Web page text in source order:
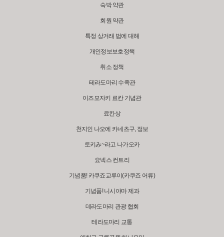
숙박 약관
회원 약관
특정 상거래 법에 대해
개인정보보호정책
취소 정책
테라도마리 수족관
이즈모자키 료칸 기념관
료칸상
천지인 나오에 카네츠구, 정보
토키み~라고 나가오카
요넥스 컨트리
기념품! 카쿠죠교루이(카쿠죠 어류)
기념품! 니시야마 제과
데라도마리 관광 협회
테라도마리 교통